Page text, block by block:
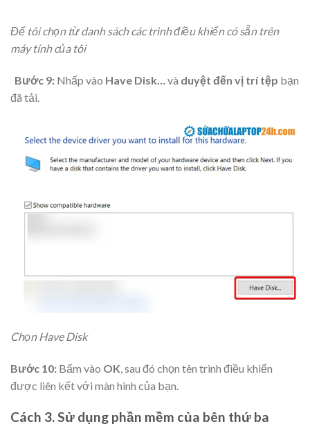
Để tôi chọn từ danh sách các trình điều khiển có sẵn trên
máy tính của tôi
Bước 9: Nhấp vào Have Disk… và duyệt đến vị trí tệp bạn
đã tải.
Chọn Have Disk
Bước 10: Bấm vào OK , sau đó chọn tên trình điều khiển
được liên kết với màn hình của bạn.
Cách 3. Sử dụng phần mềm của bên thứ ba